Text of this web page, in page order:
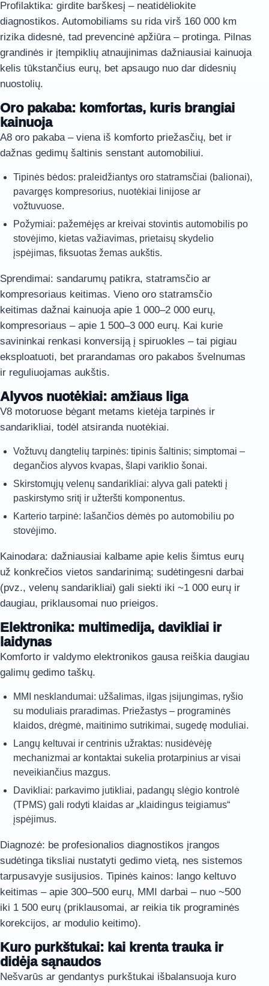
Profilaktika: girdite barškesį – neatidėliokite
diagnostikos. Automobiliams su rida virš 160 000 km
rizika didesnė, tad prevencinė apžiūra – protinga. Pilnas
grandinės ir įtempiklių atnaujinimas dažniausiai kainuoja
kelis tūkstančius eurų, bet apsaugo nuo dar didesnių
nuostolių.
Oro pakaba: komfortas, kuris brangiai
kainuoja
A8 oro pakaba – viena iš komforto priežasčių, bet ir
dažnas gedimų šaltinis senstant automobiliui.
Tipinės bėdos: praleidžiantys oro statramsčiai (balionai),
pavargęs kompresorius, nuotėkiai linijose ar
vožtuvuose.
Požymiai: pažemėjęs ar kreivai stovintis automobilis po
stovėjimo, kietas važiavimas, prietaisų skydelio
įspėjimas, fiksuotas žemas aukštis.
Sprendimai: sandarumų patikra, statramsčio ar
kompresoriaus keitimas. Vieno oro statramsčio
keitimas dažnai kainuoja apie 1 000–2 000 eurų,
kompresoriaus – apie 1 500–3 000 eurų. Kai kurie
savininkai renkasi konversiją į spiruokles – tai pigiau
eksploatuoti, bet prarandamas oro pakabos švelnumas
ir reguliuojamas aukštis.
Alyvos nuotėkiai: amžiaus liga
V8 motoruose bėgant metams kietėja tarpinės ir
sandarikliai, todėl atsiranda nuotėkiai.
Vožtuvų dangtelių tarpinės: tipinis šaltinis; simptomai –
degančios alyvos kvapas, šlapi variklio šonai.
Skirstomųjų velenų sandarikliai: alyva gali patekti į
paskirstymo sritį ir užteršti komponentus.
Karterio tarpinė: lašančios dėmės po automobiliu po
stovėjimo.
Kainodara: dažniausiai kalbame apie kelis šimtus eurų
už konkrečios vietos sandarinimą; sudėtingesni darbai
(pvz., velenų sandarikliai) gali siekti iki ~1 000 eurų ir
daugiau, priklausomai nuo prieigos.
Elektronika: multimedija, davikliai ir
laidynas
Komforto ir valdymo elektronikos gausa reiškia daugiau
galimų gedimo taškų.
MMI nesklandumai: užšalimas, ilgas įsijungimas, ryšio
su moduliais praradimas. Priežastys – programinės
klaidos, drėgmė, maitinimo sutrikimai, sugedę moduliai.
Langų keltuvai ir centrinis užraktas: nusidėvėję
mechanizmai ar kontaktai sukelia protarpinius ar visai
neveikiančius mazgus.
Davikliai: parkavimo jutikliai, padangų slėgio kontrolė
(TPMS) gali rodyti klaidas ar „klaidingus teigiamus“
įspėjimus.
Diagnozė: be profesionalios diagnostikos įrangos
sudėtinga tiksliai nustatyti gedimo vietą, nes sistemos
tarpusavyje susijusios. Tipinės kainos: lango keltuvo
keitimas – apie 300–500 eurų, MMI darbai – nuo ~500
iki 1 500 eurų (priklausomai, ar reikia tik programinės
korekcijos, ar modulio keitimo).
Kuro purkštukai: kai krenta trauka ir
didėja sąnaudos
Nešvarūs ar gendantys purkštukai išbalansuoja kuro